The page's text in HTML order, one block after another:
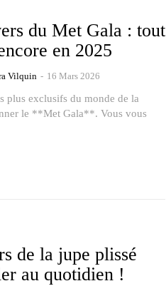
du Met Gala : tout
en 2025
Vilquin - 16 Mars 2026
plus exclusifs du monde de la
le **Met Gala**. Vous vous
de la jupe plissé
au quotidien !